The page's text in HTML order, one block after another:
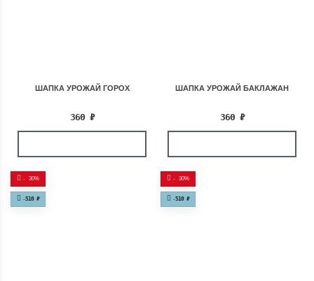
ШАПКА УРОЖАЙ ГОРОХ
360 ₽
ШАПКА УРОЖАЙ БАКЛАЖАН
360 ₽
- 30%
-510 ₽
- 30%
-510 ₽